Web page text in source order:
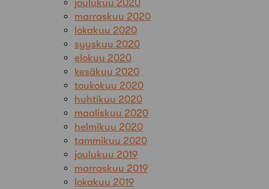
joulukuu 2020
marraskuu 2020
lokakuu 2020
syyskuu 2020
elokuu 2020
kesäkuu 2020
toukokuu 2020
huhtikuu 2020
maaliskuu 2020
helmikuu 2020
tammikuu 2020
joulukuu 2019
marraskuu 2019
lokakuu 2019